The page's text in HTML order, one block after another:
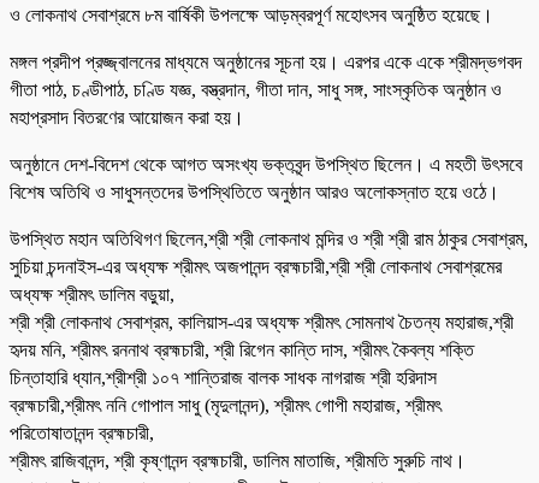
ও লোকনাথ সেবাশ্রমে ৮ম বার্ষিকী উপলক্ষে আড়ম্বরপূর্ণ মহোৎসব অনুষ্ঠিত হয়েছে।
মঙ্গল প্রদীপ প্রজ্জ্বালনের মাধ্যমে অনুষ্ঠানের সূচনা হয়। এরপর একে একে শ্রীমদ্ভগবদ
গীতা পাঠ, চণ্ডীপাঠ, চণ্ডি যজ্ঞ, বস্ত্রদান, গীতা দান, সাধু সঙ্গ, সাংস্কৃতিক অনুষ্ঠান ও
মহাপ্রসাদ বিতরণের আয়োজন করা হয়।
অনুষ্ঠানে দেশ-বিদেশ থেকে আগত অসংখ্য ভক্তবৃন্দ উপস্থিত ছিলেন। এ মহতী উৎসবে
বিশেষ অতিথি ও সাধুসন্তদের উপস্থিতিতে অনুষ্ঠান আরও অলোকস্নাত হয়ে ওঠে।
উপস্থিত মহান অতিথিগণ ছিলেন,শ্রী শ্রী লোকনাথ মন্দির ও শ্রী শ্রী রাম ঠাকুর সেবাশ্রম,
সুচিয়া চন্দনাইস-এর অধ্যক্ষ শ্রীমৎ অজপানন্দ ব্রহ্মচারী,শ্রী শ্রী লোকনাথ সেবাশ্রমের
অধ্যক্ষ শ্রীমৎ ডালিম বড়ুয়া,
শ্রী শ্রী লোকনাথ সেবাশ্রম, কালিয়াস-এর অধ্যক্ষ শ্রীমৎ সোমনাথ চৈতন্য মহারাজ,শ্রী
হৃদয় মনি, শ্রীমৎ রননাথ ব্রহ্মচারী, শ্রী রিগেন কান্তি দাস, শ্রীমৎ কৈবল্য শক্তি
চিন্তাহারি ধ্যান,শ্রীশ্রী ১০৭ শান্তিরাজ বালক সাধক নাগরাজ শ্রী হরিদাস
ব্রহ্মচারী,শ্রীমৎ ননি গোপাল সাধু (মৃদুলানন্দ), শ্রীমৎ গোপী মহারাজ, শ্রীমৎ
পরিতোষাতানন্দ ব্রহ্মচারী,
শ্রীমৎ রাজিবানন্দ, শ্রী কৃষ্ণানন্দ ব্রহ্মচারী, ডালিম মাতাজি, শ্রীমতি সুরুচি নাথ।